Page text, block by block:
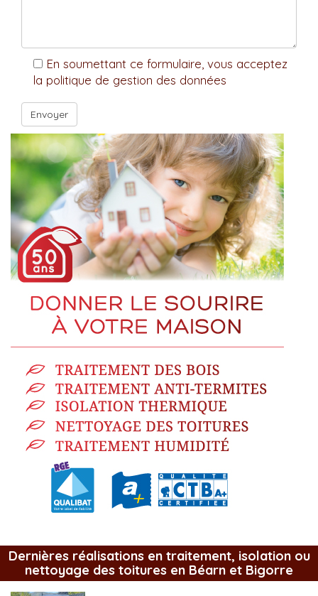
En soumettant ce formulaire, vous acceptez
la politique de gestion des données
Dernières réalisations en traitement, isolation ou
nettoyage des toitures en Béarn et Bigorre